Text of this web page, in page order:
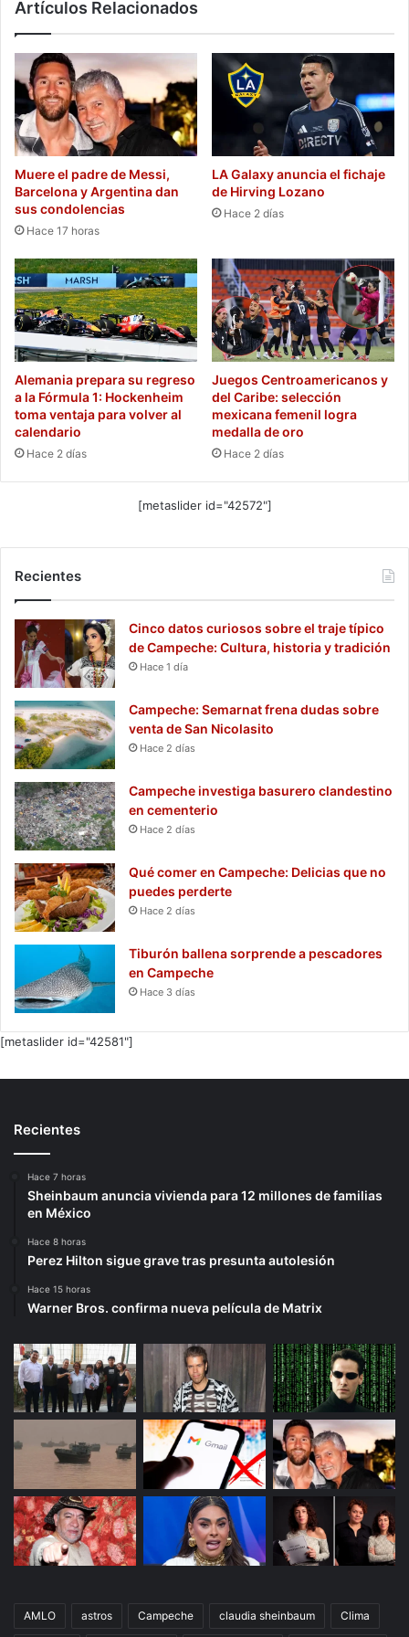
Artículos Relacionados
Muere el padre de Messi,
Barcelona y Argentina dan
sus condolencias
Hace 17 horas
LA Galaxy anuncia el fichaje
de Hirving Lozano
Hace 2 días
Alemania prepara su regreso
a la Fórmula 1: Hockenheim
toma ventaja para volver al
calendario
Hace 2 días
Juegos Centroamericanos y
del Caribe: selección
mexicana femenil logra
medalla de oro
Hace 2 días
[metaslider id="42572"]
Recientes
Cinco datos curiosos sobre el traje típico
de Campeche: Cultura, historia y tradición
Hace 1 día
Campeche: Semarnat frena dudas sobre
venta de San Nicolasito
Hace 2 días
Campeche investiga basurero clandestino
en cementerio
Hace 2 días
Qué comer en Campeche: Delicias que no
puedes perderte
Hace 2 días
Tiburón ballena sorprende a pescadores
en Campeche
Hace 3 días
[metaslider id="42581"]
Recientes
Hace 7 horas
Sheinbaum anuncia vivienda para 12 millones de familias
en México
Hace 8 horas
Perez Hilton sigue grave tras presunta autolesión
Hace 15 horas
Warner Bros. confirma nueva película de Matrix
AMLO astros Campeche claudia sheinbaum Clima